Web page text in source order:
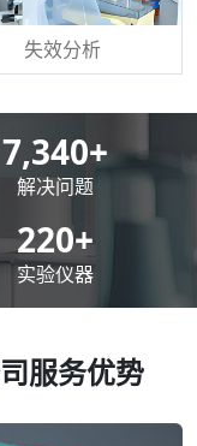
失效分析
10,000+
解决问题
300+
实验仪器
服务优势